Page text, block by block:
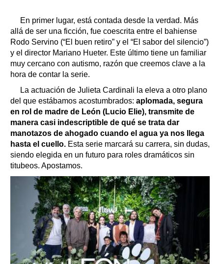
En primer lugar, está contada desde la verdad. Más
allá de ser una ficción, fue coescrita entre el bahiense
Rodo Servino (“El buen retiro” y el “El sabor del silencio”)
y el director Mariano Hueter. Este último tiene un familiar
muy cercano con autismo, razón que creemos clave a la
hora de contar la serie.
La actuación de Julieta Cardinali la eleva a otro plano
del que estábamos acostumbrados: aplomada, segura
en rol de madre de León (Lucio Elie), transmite de
manera casi indescriptible de qué se trata dar
manotazos de ahogado cuando el agua ya nos llega
hasta el cuello. Esta serie marcará su carrera, sin dudas,
siendo elegida en un futuro para roles dramáticos sin
titubeos. Apostamos.